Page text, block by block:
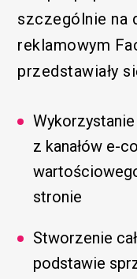
szczególnie na
reklamowym
przedstawiały
z kanałów e-
stronie
Stworzenie
podstawie